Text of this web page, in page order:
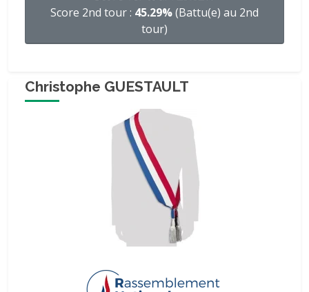
Score 2nd tour : 45.29%(Battu(e) au 2nd
tour)
Christophe GUESTAULT